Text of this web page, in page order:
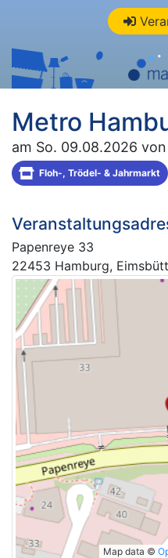
Metro
am So. 09.08.2026
Floh-, Trödel- & Jahrmarkt
Papenreye 33
22453 Hamburg,
Map data ©